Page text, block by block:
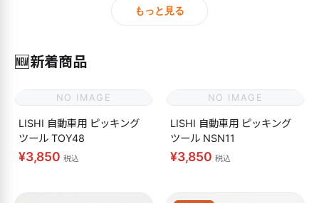
もっと見る
🆕新着商品
NO IMAGE
LISHI 自動車用 ピッキング
ツール TOY48
¥3,850 税込
NO IMAGE
LISHI 自動車用 ピッキング
ツール NSN11
¥3,850 税込